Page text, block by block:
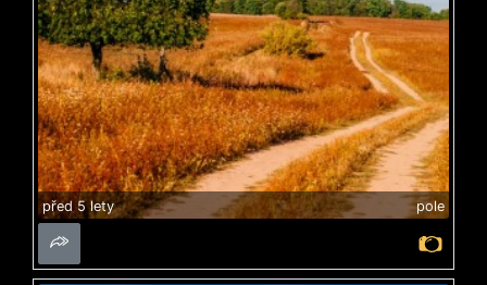
před 5 lety pole